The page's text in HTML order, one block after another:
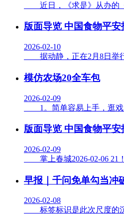
近日，《求是》从办的《
版面导览 中国食物平安
2026-02-10
据动静，正在2月8日举行
模仿农场20全车包
2026-02-09
1。简单容易上手，逛戏
版面导览 中国食物平安
2026-02-09
掌上春城2026-02-06 21！
早报｜千问免单勾当冲
2026-02-08
标签标识是此次尺度的沉